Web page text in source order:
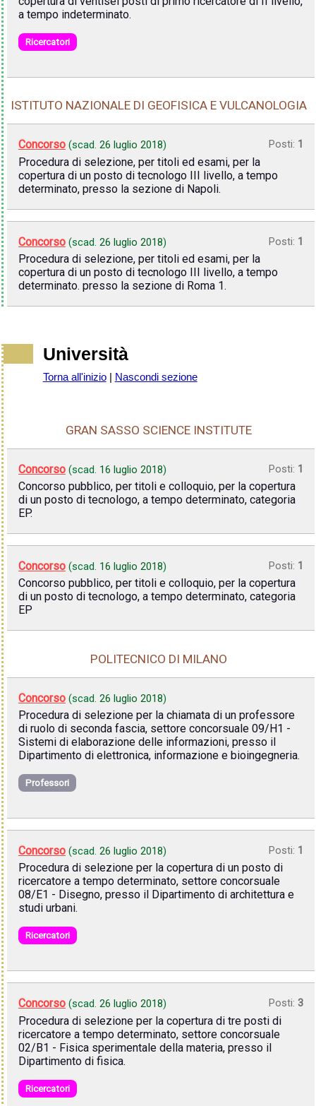
a tempo indeterminato.
Ricercatori
ISTITUTO NAZIONALE DI GEOFISICA E VULCANOLOGIA
Concorso (scad. 26 luglio 2018) Posti: 1
Procedura di selezione, per titoli ed esami, per la
copertura di un posto di tecnologo III livello, a tempo
determinato, presso la sezione di Napoli.
Concorso (scad. 26 luglio 2018) Posti: 1
Procedura di selezione, per titoli ed esami, per la
copertura di un posto di tecnologo III livello, a tempo
determinato. presso la sezione di Roma 1.
Università
Torna all'inizio| Nascondi sezione
GRAN SASSO SCIENCE INSTITUTE
Concorso (scad. 16 luglio 2018) Posti: 1
Concorso pubblico, per titoli e colloquio, per la copertura
di un posto di tecnologo, a tempo determinato, categoria
EP.
Concorso (scad. 16 luglio 2018) Posti: 1
Concorso pubblico, per titoli e colloquio, per la copertura
di un posto di tecnologo, a tempo determinato, categoria
EP
POLITECNICO DI MILANO
Concorso (scad. 26 luglio 2018)
Procedura di selezione per la chiamata di un professore
di ruolo di seconda fascia, settore concorsuale 09/H1 -
Sistemi di elaborazione delle informazioni, presso il
Dipartimento di elettronica, informazione e bioingegneria.
Professori
Concorso (scad. 26 luglio 2018) Posti: 1
Procedura di selezione per la copertura di un posto di
ricercatore a tempo determinato, settore concorsuale
08/E1 - Disegno, presso il Dipartimento di architettura e
studi urbani.
Ricercatori
Concorso (scad. 26 luglio 2018) Posti: 3
Procedura di selezione per la copertura di tre posti di
ricercatore a tempo determinato, settore concorsuale
02/B1 - Fisica sperimentale della materia, presso il
Dipartimento di fisica.
Ricercatori